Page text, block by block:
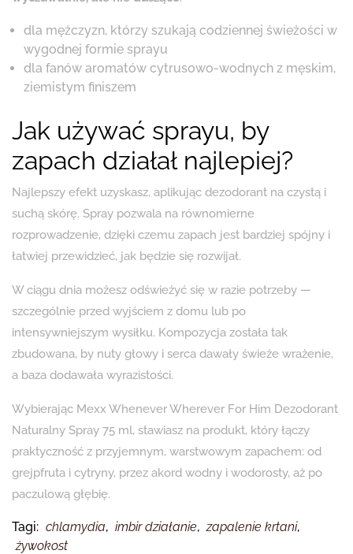
dla mężczyzn, którzy szukają codziennej świeżości w
wygodnej formie sprayu
dla fanów aromatów cytrusowo-wodnych z męskim,
ziemistym finiszem
Jak używać sprayu, by
zapach działał najlepiej?
Najlepszy efekt uzyskasz, aplikując dezodorant na czystą i
suchą skórę. Spray pozwala na równomierne
rozprowadzenie, dzięki czemu zapach jest bardziej spójny i
łatwiej przewidzieć, jak będzie się rozwijał.
W ciągu dnia możesz odświeżyć się w razie potrzeby —
szczególnie przed wyjściem z domu lub po
intensywniejszym wysiłku. Kompozycja została tak
zbudowana, by nuty głowy i serca dawały świeże wrażenie,
a baza dodawała wyrazistości.
Wybierając Mexx Whenever Wherever For Him Dezodorant
Naturalny Spray 75 ml, stawiasz na produkt, który łączy
praktyczność z przyjemnym, warstwowym zapachem: od
grejpfruta i cytryny, przez akord wodny i wodorosty, aż po
paczulową głębię.
Tagi: chlamydia, imbir działanie, zapalenie krtani,
żywokost